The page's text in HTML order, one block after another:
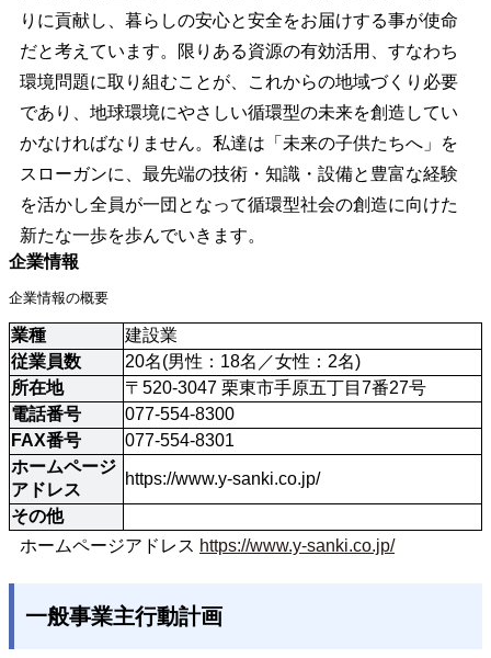
りに貢献し、暮らしの安心と安全をお届けする事が使命
だと考えています。限りある資源の有効活用、すなわち
環境問題に取り組むことが、これからの地域づくり必要
であり、地球環境にやさしい循環型の未来を創造してい
かなければなりません。私達は「未来の子供たちへ」を
スローガンに、最先端の技術・知識・設備と豊富な経験
を活かし全員が一団となって循環型社会の創造に向けた
新たな一歩を歩んでいきます。
企業情報
企業情報の概要
業種
建設業
従業員数
20名(男性：18名／女性：2名)
所在地
〒520-3047 栗東市手原五丁目7番27号
電話番号
077-554-8300
FAX番号
077-554-8301
ホームページ
アドレス
https://www.y-sanki.co.jp/
その他
ホームページアドレス https://www.y-sanki.co.jp/
一般事業主行動計画